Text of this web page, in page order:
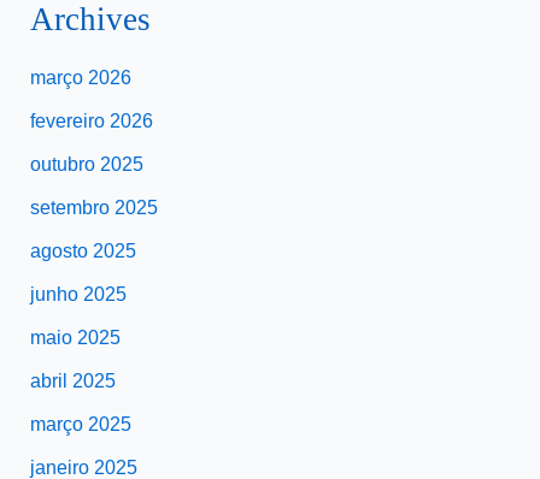
Archives
março 2026
fevereiro 2026
outubro 2025
setembro 2025
agosto 2025
junho 2025
maio 2025
abril 2025
março 2025
janeiro 2025